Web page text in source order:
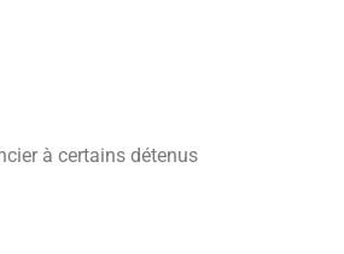
à certains détenus